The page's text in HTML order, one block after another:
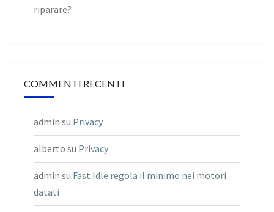
riparare?
COMMENTI RECENTI
admin su Privacy
alberto su Privacy
admin su Fast Idle regola il minimo nei motori
datati